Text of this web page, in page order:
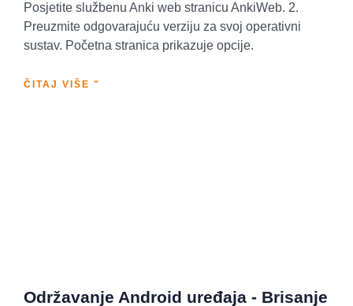
Posjetite službenu Anki web stranicu AnkiWeb. 2.
Preuzmite odgovarajuću verziju za svoj operativni
sustav. Početna stranica prikazuje opcije.
ČITAJ VIŠE "
Održavanje Android uređaja - Brisanje